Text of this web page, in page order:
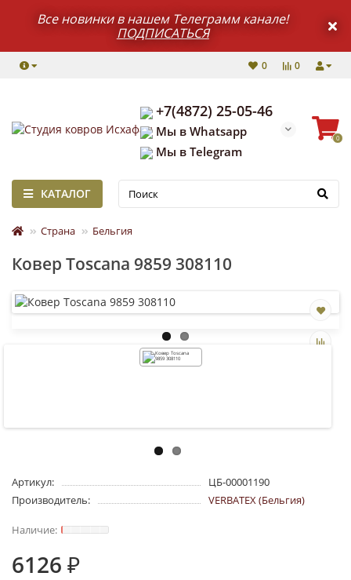
Все новинки в нашем Телеграмм канале!
ПОДПИСАТЬСЯ
0
0
+7(4872) 25-05-46
Мы в Whatsapp
Мы в Telegram
0
КАТАЛОГ
Страна Бельгия
Ковер Toscana 9859 308110
Артикул:
ЦБ-00001190
Производитель:
VERBATEX (Бельгия)
6126 ₽